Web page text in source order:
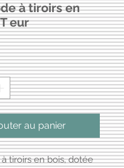
à tiroirs en
eur
au panier
tiroirs en bois, dotée